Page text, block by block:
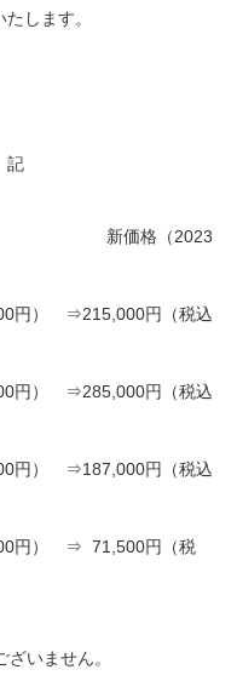
します。
価格（2023
円） ⇒215,000円（税込
円） ⇒285,000円（税込
円） ⇒187,000円（税込
円） ⇒ 71,500円（税
いません。